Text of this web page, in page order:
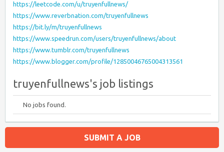
https://leetcode.com/u/truyenfullnews/
https://www.reverbnation.com/truyenfullnews
https://bit.ly/m/truyenfullnews
https://www.speedrun.com/users/truyenfullnews/about
https://www.tumblr.com/truyenfullnews
https://www.blogger.com/profile/12850046765004313561
truyenfullnews's job listings
No jobs found.
SUBMIT A JOB